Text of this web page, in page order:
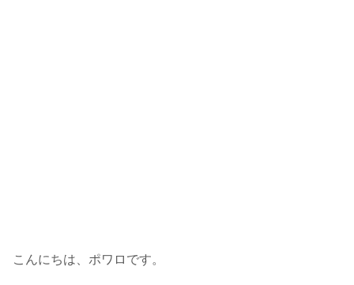
こんにちは、ポワロです。